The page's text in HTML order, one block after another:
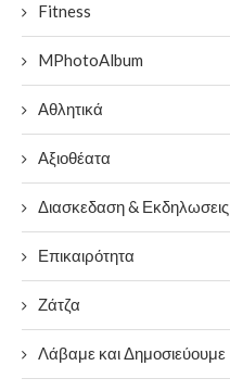
Fitness
MPhotoAlbum
Αθλητικά
Αξιοθέατα
Διασκεδαση & Εκδηλωσεις
Επικαιρότητα
Ζάτζα
Λάβαμε και Δημοσιεύουμε